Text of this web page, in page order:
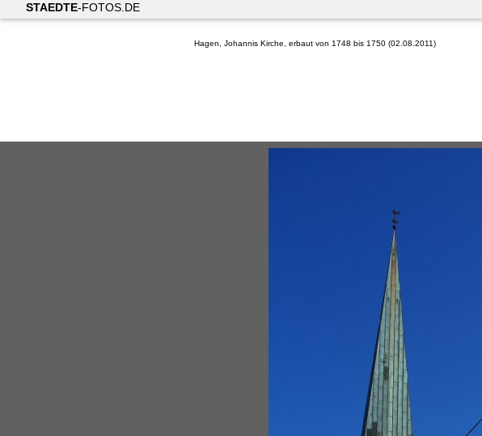
STAEDTE-FOTOS.DE
Hagen, Johannis Kirche, erbaut von 1748 bis 1750 (02.08.2011)